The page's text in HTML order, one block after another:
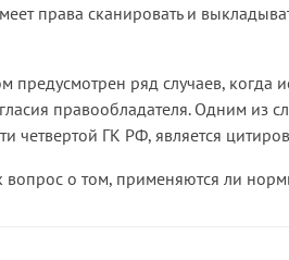
права сканировать и
предусмотрен ряд случаев,
правообладателя. Одним из
четвертой ГК РФ, является
вопрос о том, применяются ли